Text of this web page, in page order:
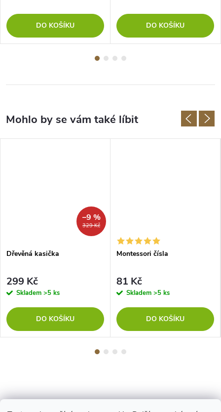
DO KOŠÍKU DO KOŠÍKU
329 Kč
–9 %
Dřevěná kasička
299 Kč
Skladem >5 ks
DO KOŠÍKU
Montessori čísla
81 Kč
Skladem >5 ks
DO KOŠÍKU